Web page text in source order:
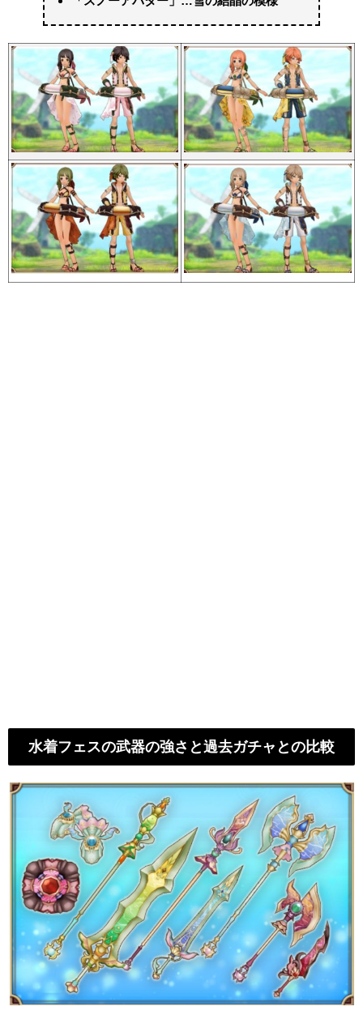
水着フェスの武器の強さと過去ガチャとの比較